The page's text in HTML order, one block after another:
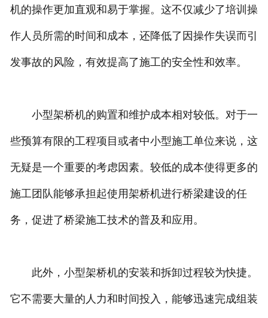
机的操作更加直观和易于掌握。这不仅减少了培训操
作人员所需的时间和成本，还降低了因操作失误而引
发事故的风险，有效提高了施工的安全性和效率。
小型架桥机的购置和维护成本相对较低。对于一
些预算有限的工程项目或者中小型施工单位来说，这
无疑是一个重要的考虑因素。较低的成本使得更多的
施工团队能够承担起使用架桥机进行桥梁建设的任
务，促进了桥梁施工技术的普及和应用。
此外，小型架桥机的安装和拆卸过程较为快捷。
它不需要大量的人力和时间投入，能够迅速完成组装